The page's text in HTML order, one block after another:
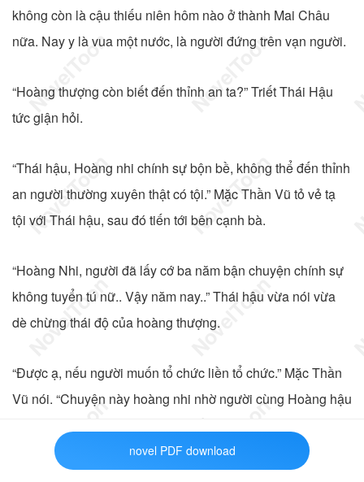
không còn là cậu thiếu niên hôm nào ở thành Mai Châu
nữa. Nay y là vua một nước, là người đứng trên vạn người.
“Hoàng thượng còn biết đến thỉnh an ta?” Triết Thái Hậu
tức giận hỏi.
“Thái hậu, Hoàng nhi chính sự bộn bề, không thể đến thỉnh
an người thường xuyên thật có tội.” Mặc Thần Vũ tỏ vẻ tạ
tội với Thái hậu, sau đó tiến tới bên cạnh bà.
“Hoàng Nhi, người đã lấy cớ ba năm bận chuyện chính sự
không tuyển tú nữ.. Vậy năm nay..” Thái hậu vừa nói vừa
dè chừng thái độ của hoàng thượng.
“Được ạ, nếu người muốn tổ chức liền tổ chức.” Mặc Thần
Vũ nói. “Chuyện này hoàng nhi nhờ người cùng Hoàng hậu
cùng nhau làm. Hoàng Nhi còn tấu chương chưa xem
xong, xin được về cung.” Y nói xong đứng dậy rồi quay trở
novel PDF download